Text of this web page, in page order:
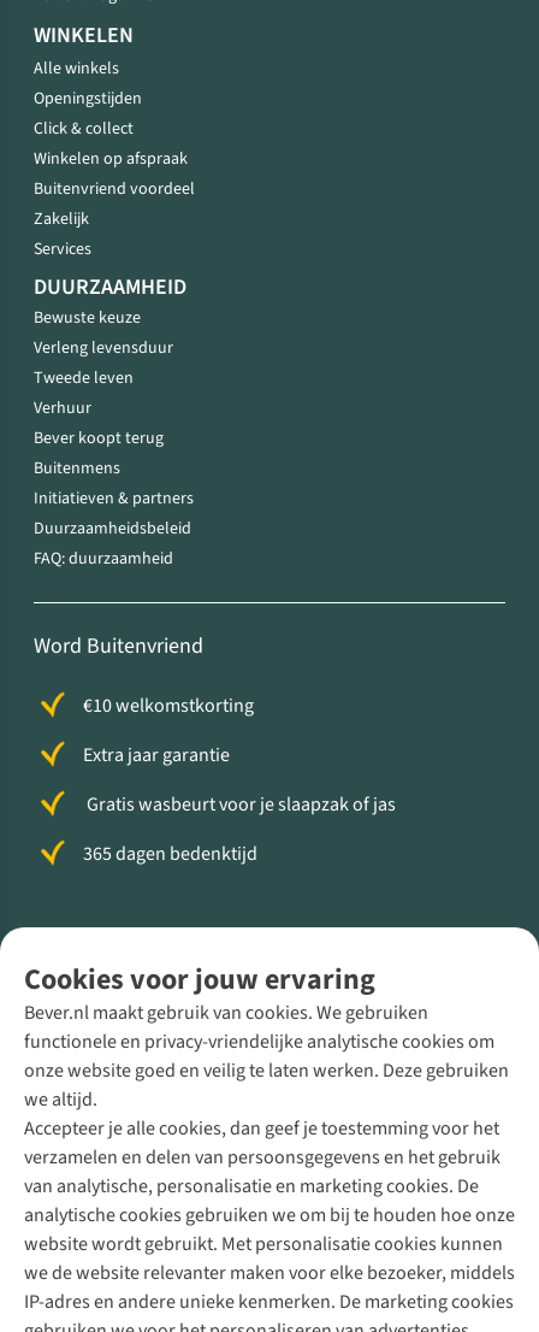
Cookies voor jouw ervaring
Bever.nl maakt gebruik van cookies. We gebruiken
functionele en privacy-vriendelijke analytische cookies om
onze website goed en veilig te laten werken. Deze gebruiken
we altijd.
Accepteer je alle cookies, dan geef je toestemming voor het
verzamelen en delen van persoonsgegevens en het gebruik
van analytische, personalisatie en marketing cookies. De
analytische cookies gebruiken we om bij te houden hoe onze
website wordt gebruikt. Met personalisatie cookies kunnen
we de website relevanter maken voor elke bezoeker, middels
IP-adres en andere unieke kenmerken. De marketing cookies
WINKELEN
Alle winkels
Openingstijden
Click & collect
Winkelen op afspraak
Buitenvriend voordeel
Zakelijk
Services
DUURZAAMHEID
Bewuste keuze
Verleng levensduur
Tweede leven
Verhuur
Bever koopt terug
Buitenmens
Initiatieven & partners
Duurzaamheidsbeleid
FAQ: duurzaamheid
Word Buitenvriend
€10 welkomstkorting
Extra jaar garantie
Gratis wasbeurt voor je slaapzak of jas
365 dagen bedenktijd
Direct advies van een Buitenexpert
+31 (0)85 888 50 88
+31 6 12 28 49 80
Contactformulier